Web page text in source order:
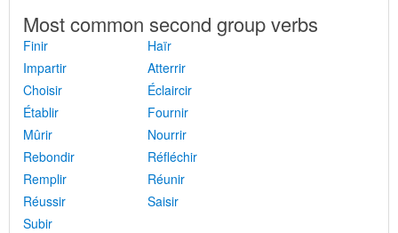
Most common second group verbs
Finir
Haïr
Impartir
Atterrir
Choisir
Éclaircir
Établir
Fournir
Mûrir
Nourrir
Rebondir
Réfléchir
Remplir
Réunir
Réussir
Saisir
Subir